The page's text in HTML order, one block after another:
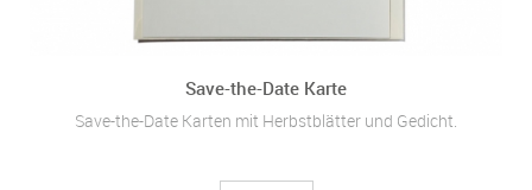
Save-the-Date Karte
Save-the-Date Karten mit Herbstblätter und Gedicht.